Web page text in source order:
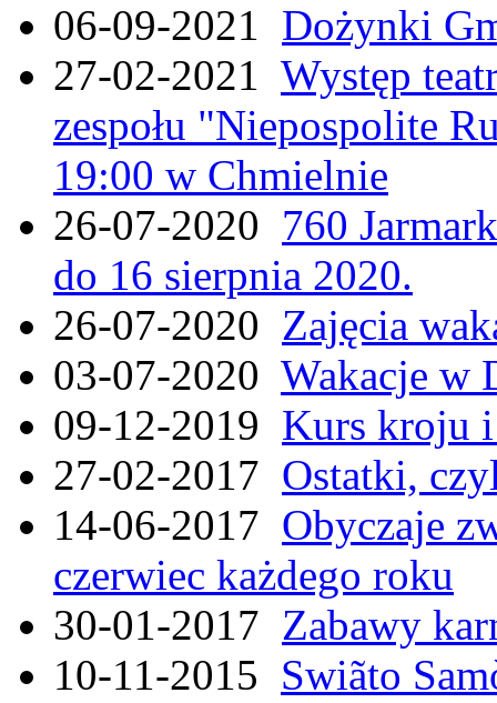
06-09-2021 Dożynki
27-02-2021 Występ
zespołu "Niepospolite
19:00 w Chmielnie
26-07-2020 760
do 16 sierpnia 2020.
26-07-2020 Zajęcia
03-07-2020 Wakacje w
09-12-2019 Kurs kroju i
27-02-2017 Ostatki,
14-06-2017 Obyczaje
czerwiec każdego roku
30-01-2017 Zabawy
10-11-2015 Swiãto